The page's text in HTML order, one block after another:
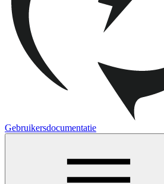
Gebruikersdocumentatie